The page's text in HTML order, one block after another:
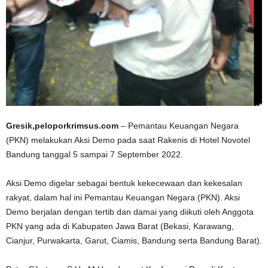
Gresik,peloporkrimsus.com – Pemantau Keuangan Negara
(PKN) melakukan Aksi Demo pada saat Rakenis di Hotel Novotel
Bandung tanggal 5 sampai 7 September 2022.
Aksi Demo digelar sebagai bentuk kekecewaan dan kekesalan
rakyat, dalam hal ini Pemantau Keuangan Negara (PKN). Aksi
Demo berjalan dengan tertib dan damai yang diikuti oleh Anggota
PKN yang ada di Kabupaten Jawa Barat (Bekasi, Karawang,
Cianjur, Purwakarta, Garut, Ciamis, Bandung serta Bandung Barat).